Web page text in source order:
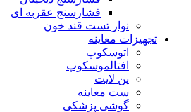
فشارسنج عقربه ای
نوار تست قند خون
تجهیزات معاینه
اتوسکوپ
افتالموسکوپ
پن لایت
ست معاینه
گوشی پزشکی